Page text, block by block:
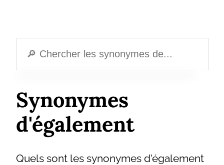
Synonymes
d'également
Quels sont les synonymes d'également